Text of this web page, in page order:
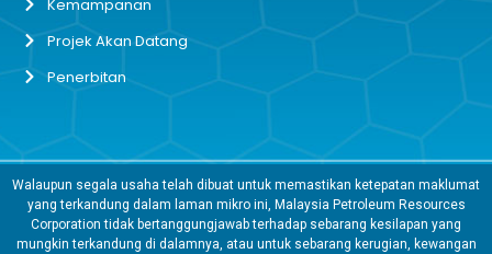
Kemampanan
Projek Akan Datang
Penerbitan
Walaupun segala usaha telah dibuat untuk memastikan ketepatan maklumat
yang terkandung dalam laman mikro ini, Malaysia Petroleum Resources
Corporation tidak bertanggungjawab terhadap sebarang kesilapan yang
mungkin terkandung di dalamnya, atau untuk sebarang kerugian, kewangan